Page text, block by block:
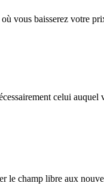
vous baisserez votre
celui
le champ libre aux